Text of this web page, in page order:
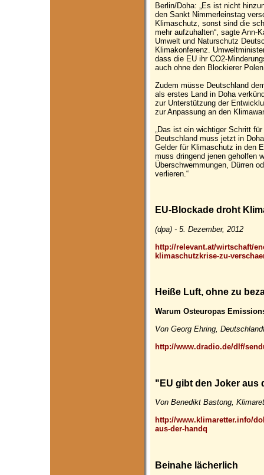
Berlin/Doha: „Es ist nicht
den Sankt Nimmerleinstag
Klimaschutz, sonst sind die
mehr aufzuhalten“, sagte Ann-
Umwelt und Naturschutz
Klimakonferenz.
dass die EU ihr CO2-
auch ohne den Blockierer
Zudem müsse Deutschland
als erstes Land in Doha
zur Unterstützung der
zur Anpassung an den
„Das ist ein wichtiger Schritt
Deutschland muss jetzt in
Gelder für Klimaschutz in den
muss dringend jenen geholfen
Überschwemmungen, Dürren
verlieren.“
EU-Blockade droht
(dpa) - 5. Dezember, 2012
http://relevant.at/wirtschaft/
klimaschutzkrise-zu-
Heiße Luft, ohne zu
Warum Osteuropas
Von Georg Ehring,
http://www.dradio.de/dlf/
"EU gibt den Joker aus
Von Benedikt Bastong,
http://www.klimaretter.info/
aus-der-handq
Beinahe lächerlich